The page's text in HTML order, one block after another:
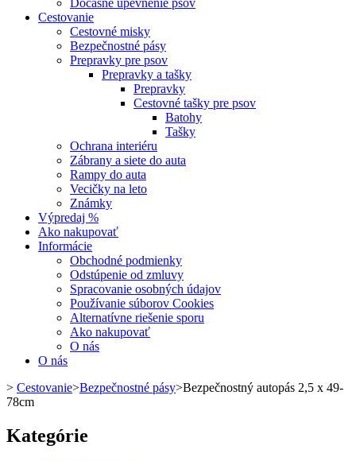
Dočasné upevnenie psov
Cestovanie
Cestovné misky
Bezpečnostné pásy
Prepravky pre psov
Prepravky a tašky
Prepravky
Cestovné tašky pre psov
Batohy
Tašky
Ochrana interiéru
Zábrany a siete do auta
Rampy do auta
Vecičky na leto
Známky
Výpredaj %
Ako nakupovať
Informácie
Obchodné podmienky
Odstúpenie od zmluvy
Spracovanie osobných údajov
Používanie súborov Cookies
Alternatívne riešenie sporu
Ako nakupovať
O nás
O nás
> Cestovanie>Bezpečnostné pásy>Bezpečnostný autopás 2,5 x 49-
78cm
Kategórie